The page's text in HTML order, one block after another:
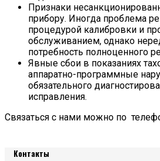
Признаки
прибору. Иногда проблема
процедурой калибровки и
обслуживанием, однако
потребность полноценного
Явные сбои в показаниях
аппаратно-программные
обязательного
исправления.
Связаться с нами можно по
Контакты